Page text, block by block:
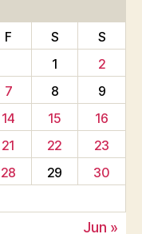
F S
S
1
2
7 8
9
14 15
16
21 22
23
28 29
30
Jun »